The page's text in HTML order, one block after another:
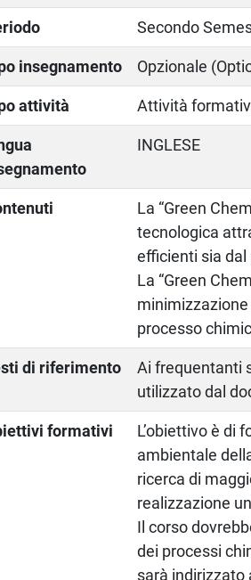
Secondo
insegnamento Opzionale
attività Attività
INGLESE
La “Green
tecnologica
efficienti sia
La “Green
minimizzazione
processo
di riferimento
Ai frequentanti
utilizzato dal
formativi
L’obiettivo è di
ambientale
ricerca di
realizzazione
Il corso
dei processi
sarà indirizzato